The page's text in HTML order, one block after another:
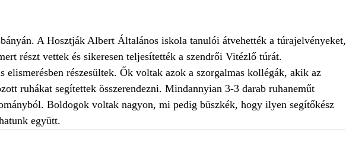
A Hosztják Albert Általános iskola tanulói átvehették a túrajelvényeket,
részt vettek és sikeresen teljesítették a szendrői Vitézlő túrát.
elismerésben részesültek. Ők voltak azok a szorgalmas kollégák, akik az
ruhákat segítettek összerendezni. Mindannyian 3-3 darab ruhaneműt
Boldogok voltak nagyon, mi pedig büszkék, hogy ilyen segítőkész
együtt.